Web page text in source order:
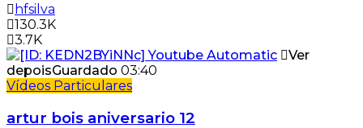
hfsilva
130.3K
3.7K
Ver
depoisGuardado 03:40
Vídeos Particulares
artur bois aniversario 12